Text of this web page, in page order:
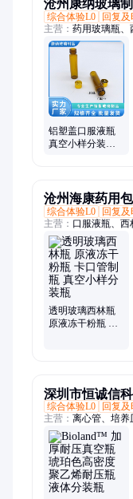
沧州康纳玻璃
综合体验L0
回复及
主营： 药用玻璃瓶、
瓶、精油瓶、波士
铝塑盖口服液瓶
真空小样分装瓶
沧州海康药用
综合体验L0
回复及
主营： 口服液瓶、
品玻璃瓶、口服液玻
透明玻璃西林瓶
原液冻干粉瓶 卡
深圳市恒诚信
综合体验L0
回复及
主营： 离心管、培